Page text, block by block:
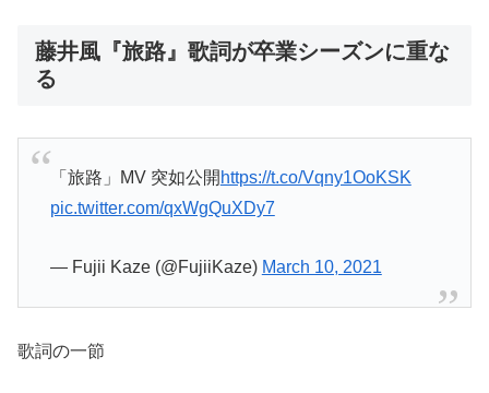
藤井風『旅路』歌詞が卒業シーズンに重な
る
「旅路」MV 突如公開 https://t.co/Vqny1OoKSK
pic.twitter.com/qxWgQuXDy7
— Fujii Kaze (@FujiiKaze) March 10, 2021
歌詞の一節